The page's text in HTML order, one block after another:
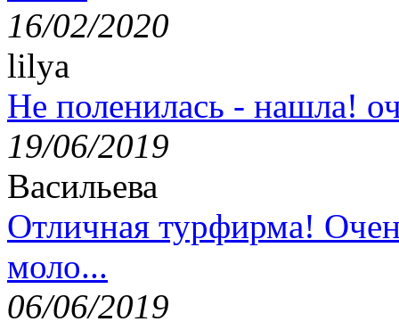
16/02/2020
lilya
Не поленилась - нашла!
19/06/2019
Васильева
Отличная турфирма!
моло...
06/06/2019